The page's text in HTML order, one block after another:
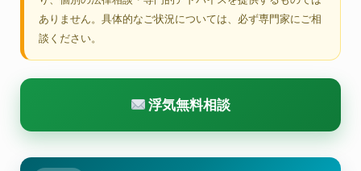
ありません。具体的なご状況については、必ず専門家にご相
談ください。
浮気無料相談